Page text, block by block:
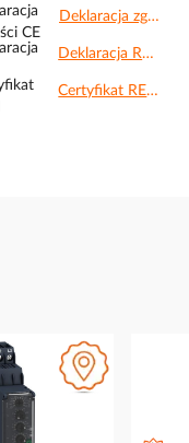
Deklaracja zgodności CE.pdf
Deklaracja RoHS.pdf
Certyfikat REACH.pdf